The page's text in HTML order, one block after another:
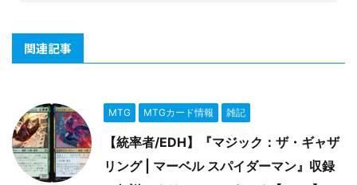
関連記事
MTG MTGカード情報 雑記
【統率者/EDH】『マジック：ザ・ギャザ
リング | マーベル スパイダーマン』収録